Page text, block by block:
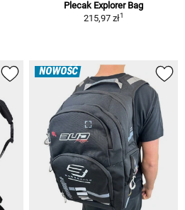
Plecak Explorer Bag
215,97 zł1
NOWOŚĆ